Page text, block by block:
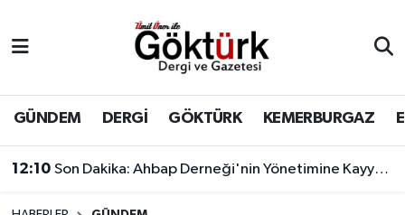
GÜNDEM DERGİ GÖKTÜRK KEMERBURGAZ
12:10 Son Dakika: Ahbap Derneği'nin Yönetimine Kayyum Atandı
BİLİM
DERGİ
DÜNYA
Eyüpsultan Hava Durumu
Eyüpsultan Trafik Yoğunluk Haritası
Süper Lig Puan Durumu ve Fikstür
Tüm Manşetler